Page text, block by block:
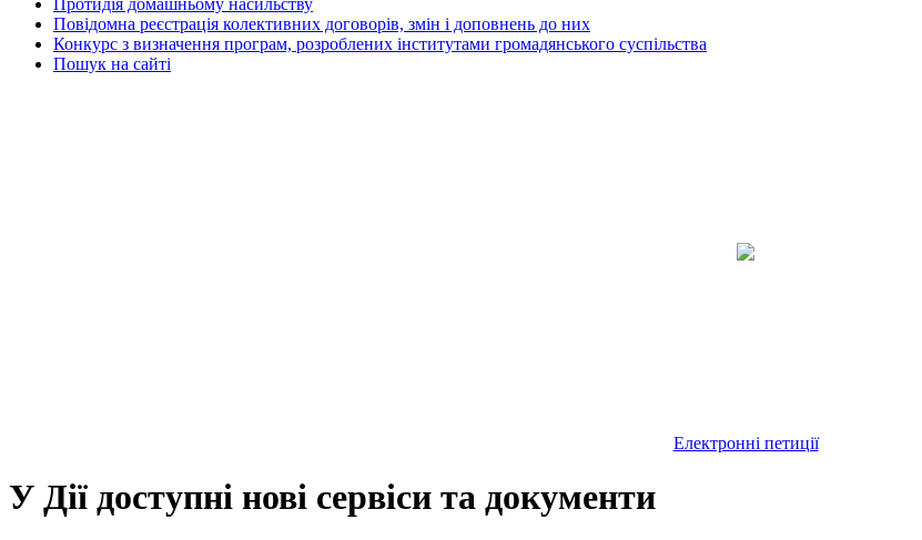
Протидія домашньому насильству
Повідомна реєстрація колективних договорів, змін і доповнень до них
Конкурс з визначення програм, розроблених інститутами громадянського суспільства
Пошук на сайті
Електронні петиції
У Дії доступні нові сервіси та документи